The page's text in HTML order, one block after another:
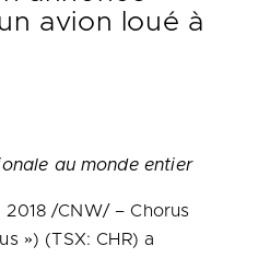
avion loué à
au monde entier
2018 /CNW/ – Chorus
») (TSX: CHR) a